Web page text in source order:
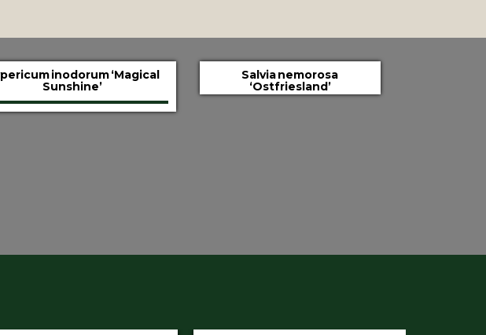
inodorum ‘Magical
Sunshine’
Salvia nemorosa
‘Ostfriesland’